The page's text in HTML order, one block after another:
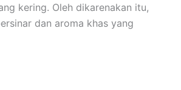
kering. Oleh dikarenakan itu,
dan aroma khas yang